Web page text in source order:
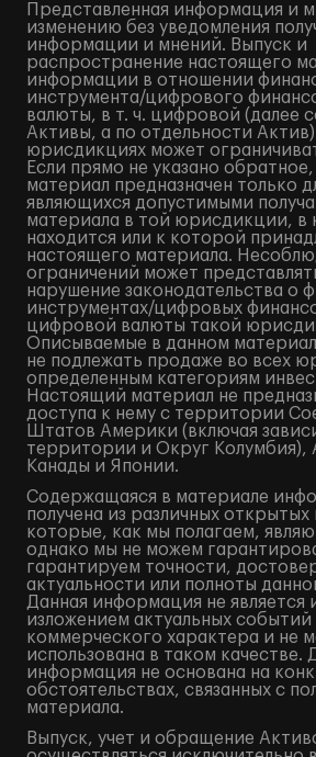
Представленная информация и
изменению без уведомления
информации и мнений. Выпуск и
распространение настоящего
информации в отношении
инструмента/цифрового
валюты, в т. ч. цифровой (далее
Активы, а по отдельности
юрисдикциях может
Если прямо не указано
материал предназначен только
являющихся допустимыми
материала в той юрисдикции, в
находится или к которой
настоящего материала.
ограничений может
нарушение законодательства о
инструментах/цифровых
цифровой валюты такой
Описываемые в данном
не подлежать продаже во всех
определенным категориям
Настоящий материал не
доступа к нему с территории
Штатов Америки (включая
территории и Округ Колумбия),
Канады и Японии.
Содержащаяся в материале
получена из различных открытых
которые, как мы полагаем,
однако мы не можем
гарантируем точности,
актуальности или полноты
Данная информация не
изложением актуальных
коммерческого характера и не
использована в таком качестве.
информация не основана на
обстоятельствах, связанных с
материала.
Выпуск, учет и обращение